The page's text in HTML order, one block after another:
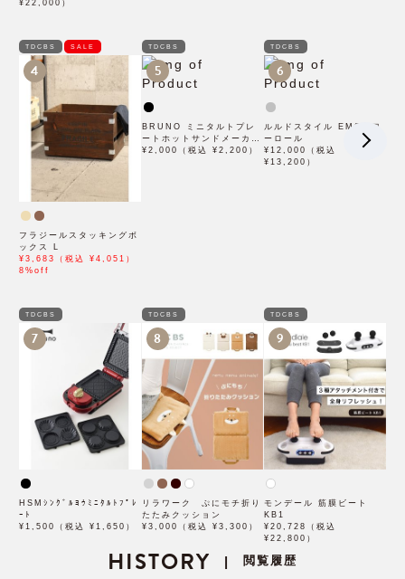
¥22,000）
TDCBS SALE
4
フラジールスタッキングボ
ックス L
¥3,683（税込 ¥4,051）
8%off
TDCBS
5
BRUNO ミニタルトプレ
ートホットサンドメーカー
ダブル用
¥2,000（税込 ¥2,200）
TDCBS
6
ルルドスタイル EMSパワ
ーロール
¥12,000（税込
¥13,200）
TDCBS
7
HSMｼﾝｸﾞﾙﾖｳﾐﾆﾀﾙﾄﾌﾟﾚ
ｰﾄ
¥1,500（税込 ¥1,650）
TDCBS
8
リラワーク ぷにモチ折り
たたみクッション
¥3,000（税込 ¥3,300）
TDCBS
9
モンデール 筋膜ビート
KB1
¥20,728（税込
¥22,800）
HISTORY | 閲覧履歴